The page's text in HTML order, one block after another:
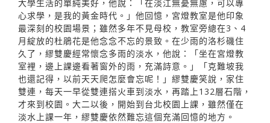
大學生活的單純美好，他說：「在淡江無憂無慮，可以專
心求學，是我的黃金時代。」他回憶，宮燈教室是他印象
最深刻的校園場景；雖然多年不見母校，教室旁總在3、4
月綻放的杜鵑花是他念念不忘的景致。在少雨的洛杉磯住
久了，繆雙慶經常懷念多雨的淡水，他說：「坐在宮燈教
室裡，邊上課邊看著窗外的雨，充滿詩意。」「克難坡我
也還記得，以前天天爬怎麼會忘呢！」繆雙慶笑說，家住
雙連，每天一早從雙連搭火車到淡水，再踏上132層石階，
才來到校園。大二以後，開始到台北校園上課，雖然僅在
淡水上課一年，繆雙慶依然難忘這個充滿回憶的地方。